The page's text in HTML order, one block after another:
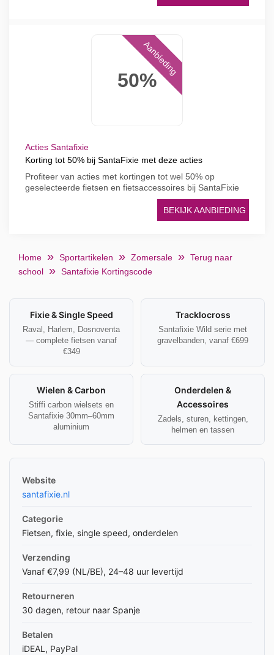
50%
Aanbieding
Acties Santafixie
Korting tot 50% bij SantaFixie met deze acties
Profiteer van acties met kortingen tot wel 50% op
geselecteerde fietsen en fietsaccessoires bij SantaFixie
BEKIJK AANBIEDING
Home Sportartikelen Zomersale
Terug naar
school
Santafixie Kortingscode
Fixie & Single Speed
Raval, Harlem, Dosnoventa
— complete fietsen vanaf
€349
Tracklocross
Santafixie Wild serie met
gravelbanden, vanaf €699
Wielen & Carbon
Stiffi carbon wielsets en
Santafixie 30mm–60mm
aluminium
Onderdelen &
Accessoires
Zadels, sturen, kettingen,
helmen en tassen
Website
santafixie.nl
Categorie
Fietsen, fixie, single speed, onderdelen
Verzending
Vanaf €7,99 (NL/BE), 24–48 uur levertijd
Retourneren
30 dagen, retour naar Spanje
Betalen
iDEAL, PayPal